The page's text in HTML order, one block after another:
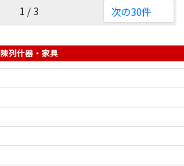
1 / 3 次の30件
陳列什器・家具